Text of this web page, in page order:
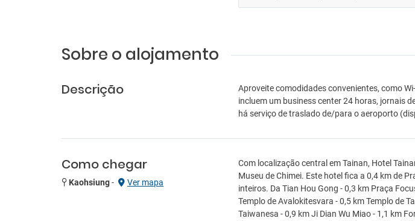
Sobre o alojamento
Descrição
Aproveite comodidades convenientes, como
incluem um business center 24 horas, jornais
há serviço de traslado de/para o aeroporto
Como chegar
Kaohsiung- Ver mapa
Com localização central em Tainan, Hotel
Museu de Chimei. Este hotel fica a 0,4 km de
inteiros. Da Tian Hou Gong - 0,3 km Praça
Templo de Avalokitesvara - 0,5 km Templo de
Taiwanesa - 0,9 km Ji Dian Wu Miao - 1,1 km